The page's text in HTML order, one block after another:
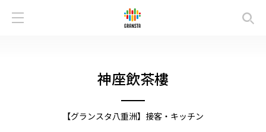
神座飲茶樓
【グランスタ八重洲】接客・キッチン